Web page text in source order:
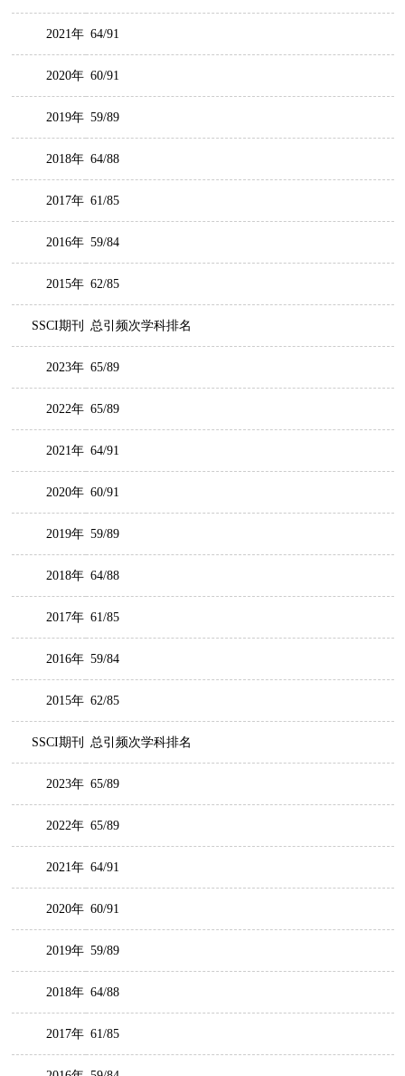
2021年 64/91
2020年 60/91
2019年 59/89
2018年 64/88
2017年 61/85
2016年 59/84
2015年 62/85
SSCI期刊 总引频次学科排名
2023年 65/89
2022年 65/89
2021年 64/91
2020年 60/91
2019年 59/89
2018年 64/88
2017年 61/85
2016年 59/84
2015年 62/85
SSCI期刊 总引频次学科排名
2023年 65/89
2022年 65/89
2021年 64/91
2020年 60/91
2019年 59/89
2018年 64/88
2017年 61/85